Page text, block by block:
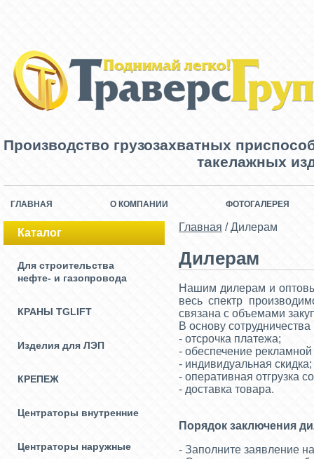
Производство грузозахватных
такелажных
ГЛАВНАЯ О КОМПАНИИ ФОТОГАЛЕРЕЯ
Каталог
Для строительства
нефте- и газопровода
КРАНЫ TGLIFT
Изделия для ЛЭП
КРЕПЕЖ
Центраторы внутренние
Центраторы наружные
Главная /Дилерам
Дилерам
Нашим дилерам и
весь спектр
связана с объемами
В основу
- отсрочка платежа;
- обеспечение
- индивидуальная скидка;
- оперативная отгрузка
- доставка товара.
Порядок заключения
- Заполните заявление